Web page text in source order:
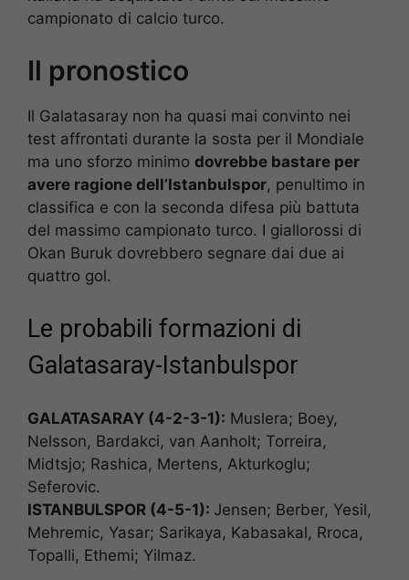
campionato di calcio turco.
Il pronostico
Il Galatasaray non ha quasi mai convinto nei
test affrontati durante la sosta per il Mondiale
ma uno sforzo minimo dovrebbe bastare per
avere ragione dell’Istanbulspor, penultimo in
classifica e con la seconda difesa più battuta
del massimo campionato turco. I giallorossi di
Okan Buruk dovrebbero segnare dai due ai
quattro gol.
Le probabili formazioni di
Galatasaray-Istanbulspor
GALATASARAY (4-2-3-1): Muslera; Boey,
Nelsson, Bardakci, van Aanholt; Torreira,
Midtsjo; Rashica, Mertens, Akturkoglu;
Seferovic.
ISTANBULSPOR (4-5-1): Jensen; Berber, Yesil,
Mehremic, Yasar; Sarikaya, Kabasakal, Rroca,
Topalli, Ethemi; Yilmaz.